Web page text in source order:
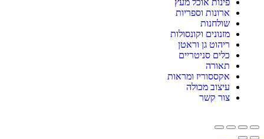
ארונות וספריות
שולחנות
מזנונים וקונסולות
ריהוט גן וראטן
כלים סניטריים
תאורה
אקססוריז ומראות
עיצוב מכולה
צור קשר